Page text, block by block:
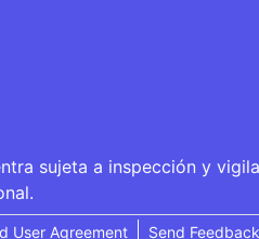
sujeta a inspección y
User Agreement Send Feedback